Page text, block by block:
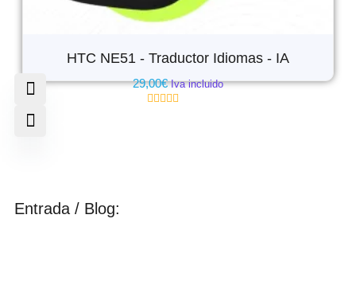
HTC NE51 - Traductor Idiomas - IA
29,00€ Iva incluido
Entrada / Blog: